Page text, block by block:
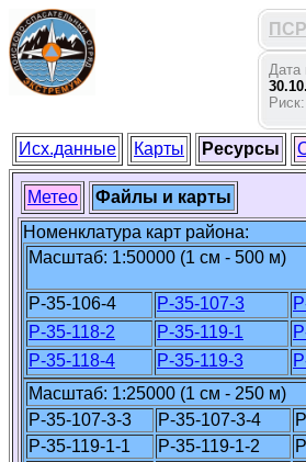
ПСР
Дата
Риск:
Исх.данные Карты Ресурсы
Метео
Файлы и карты
Номенклатура карт района:
Масштаб: 1:50000 (1 см - 500 м)
P-35-106-4
P-35-107-3
P-35-118-2 P-35-119-1
P-35-118-4
P-35-119-3
Масштаб: 1:25000 (1 см - 250 м)
P-35-107-3-3
P-35-107-3-4
P-35-119-1-1
P-35-119-1-2